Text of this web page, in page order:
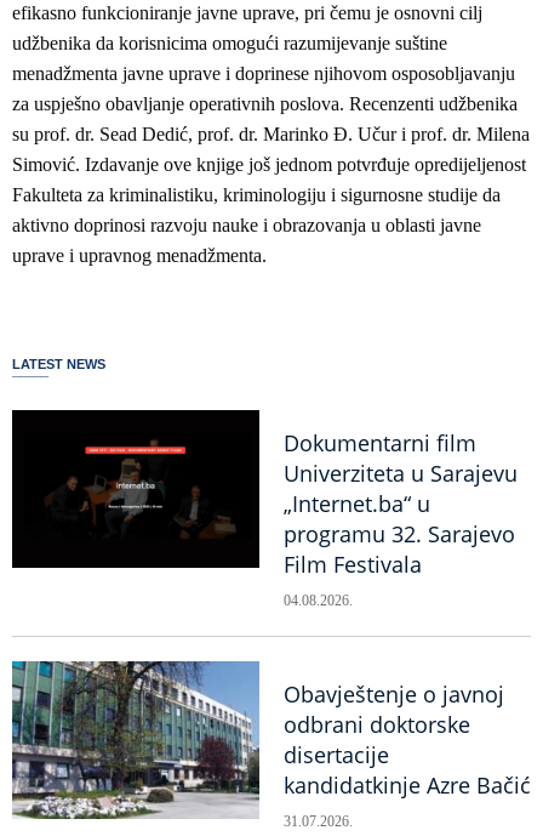
efikasno funkcioniranje javne uprave, pri čemu je osnovni cilj
udžbenika da korisnicima omogući razumijevanje suštine
menadžmenta javne uprave i doprinese njihovom osposobljavanju
za uspješno obavljanje operativnih poslova. Recenzenti udžbenika
su prof. dr. Sead Dedić, prof. dr. Marinko Đ. Učur i prof. dr. Milena
Simović. Izdavanje ove knjige još jednom potvrđuje opredijeljenost
Fakulteta za kriminalistiku, kriminologiju i sigurnosne studije da
aktivno doprinosi razvoju nauke i obrazovanja u oblasti javne
uprave i upravnog menadžmenta.
LATEST NEWS
Dokumentarni film
Univerziteta u Sarajevu
„Internet.ba“ u
programu 32. Sarajevo
Film Festivala
04.08.2026.
Obavještenje o javnoj
odbrani doktorske
disertacije
kandidatkinje Azre Bačić
31.07.2026.